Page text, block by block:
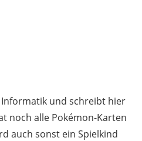
und schreibt hier
noch alle Pokémon-Karten
auch sonst ein Spielkind